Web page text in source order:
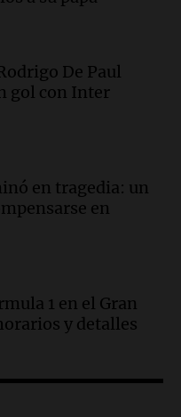
Privada: el revés
una debilidad
para una
turistas y el
Vincha
de Pourrain:
para
regresó"
De Paul
gol con Inter
en tragedia: un
en
1 en el Gran
y detalles